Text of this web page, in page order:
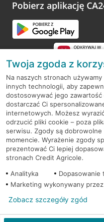
opinie.
Pobierz aplikację
RODO
Regulamin serwisu
Mapa serwisu
PolitykaCookies
© 2026 Credit Agricole Bank
Twoja zgoda z
Na naszych stronach
innych technologii, aby
dostosowywać jego
dostarczać Ci
internetowych. Możesz
odrzucić pliki cookie – poza
serwisu. Zgody są
momencie. Wyrażenie zgody
prezentować Ci lepiej
stronach Credit Agricole.
Analityka
Marketing wykonywany
Zobacz szczegóły zgód